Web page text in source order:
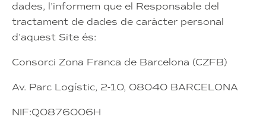
dades, l’informem que el Responsable del
tractament de dades de caràcter personal
d’aquest Site és:
Consorci Zona Franca de Barcelona (CZFB)
Av. Parc Logístic, 2-10, 08040 BARCELONA
NIF:Q0876006H